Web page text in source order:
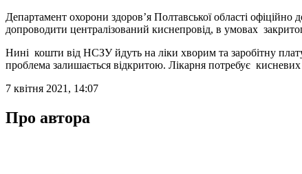
Департамент охорони здоров’я Полтавської області
допроводити централізований киснепровід, в умовах
Нині кошти від НСЗУ йдуть на ліки хворим та заробітну
проблема залишається відкритою. Лікарня потребує
7 квітня 2021, 14:07
Про автора